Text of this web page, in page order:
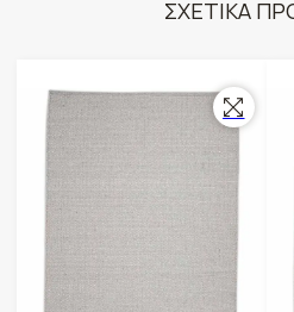
ΣΧΕΤΙΚΑ